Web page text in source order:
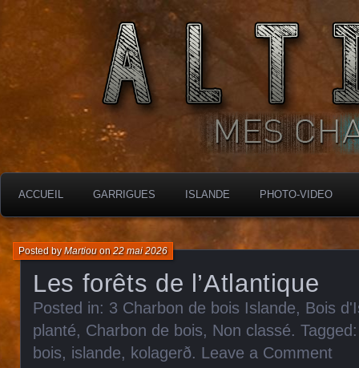
ALTIMARA
MES CHARBONNIÈRES
ACCUEIL GARRIGUES ISLANDE PHOTO-VIDEO
Les forêts de l’Atlantique
Posted byMartiouon22 mai 2026
Posted in: 3 Charbon de bois Islande, Bois
planté, Charbon de bois, Non classé.
bois, islande, kolagerð. Leave a Comment